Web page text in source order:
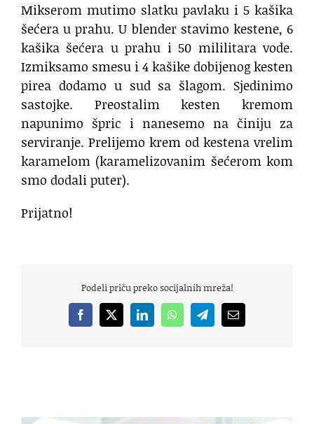
Mikserom mutimo slatku pavlaku i 5 kašika
šećera u prahu. U blender stavimo kestene, 6
kašika šećera u prahu i 50 mililitara vode.
Izmiksamo smesu i 4 kašike dobijenog kesten
pirea dodamo u sud sa šlagom. Sjedinimo
sastojke. Preostalim kesten kremom
napunimo špric i nanesemo na činiju za
serviranje. Prelijemo krem od kestena vrelim
karamelom (karamelizovanim šećerom kom
smo dodali puter).
Prijatno!
Podeli priču preko socijalnih mreža!
Facebook
X LinkedInWhatsAppTelegramEmail